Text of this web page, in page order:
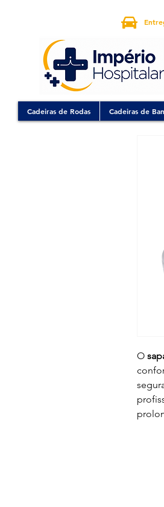
Cadeiras de Rodas Cadeiras de
O